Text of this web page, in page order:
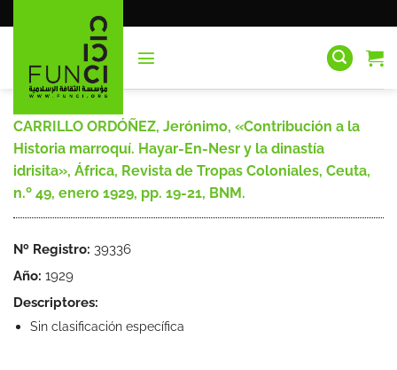
al
CARRILLO ORDÓÑEZ, Jerónimo, «Contribución a la
Historia marroquí. Hayar-En-Nesr y la dinastía
idrisita», África, Revista de Tropas Coloniales, Ceuta,
n.º 49, enero 1929, pp. 19-21, BNM.
Nº Registro: 39336
Año: 1929
Descriptores:
Sin clasificación específica